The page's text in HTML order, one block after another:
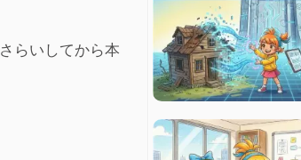
らいしてから本